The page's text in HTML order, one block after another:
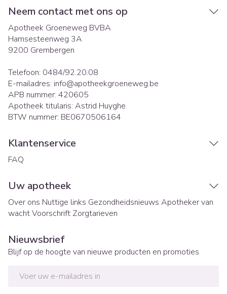
Neem contact met ons op
Apotheek Groeneweg BVBA
Hamsesteenweg 3A
9200 Grembergen
Telefoon: 0484/92.20.08
E-mailadres: info@apotheekgroeneweg.be
APB nummer: 420605
Apotheek titularis: Astrid Huyghe
BTW nummer: BE0670506164
Klantenservice
FAQ
Uw apotheek
Over ons Nuttige links Gezondheidsnieuws Apotheker van
wachtVoorschrift Zorgtarieven
Nieuwsbrief
Blijf op de hoogte van nieuwe producten en promoties